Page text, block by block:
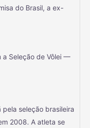
do Brasil, a ex-
a Seleção de Vôlei —
seleção brasileira
2008. A atleta se